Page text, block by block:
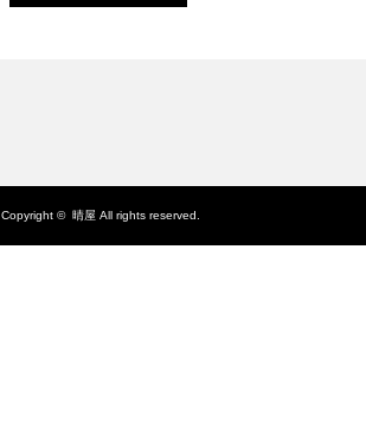
Copyright © 晴屋 All rights reserved.